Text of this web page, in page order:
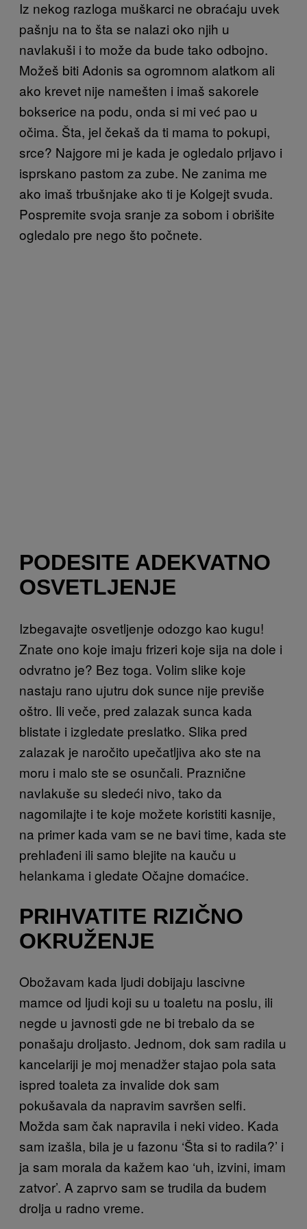
Iz nekog razloga muškarci ne obraćaju uvek
pašnju na to šta se nalazi oko njih u
navlakuši i to može da bude tako odbojno.
Možeš biti Adonis sa ogromnom alatkom ali
ako krevet nije namešten i imaš sakorele
bokserice na podu, onda si mi već pao u
očima. Šta, jel čekaš da ti mama to pokupi,
srce? Najgore mi je kada je ogledalo prljavo i
isprskano pastom za zube. Ne zanima me
ako imaš trbušnjake ako ti je Kolgejt svuda.
Pospremite svoja sranje za sobom i obrišite
ogledalo pre nego što počnete.
PODESITE ADEKVATNO
OSVETLJENJE
Izbegavajte osvetljenje odozgo kao kugu!
Znate ono koje imaju frizeri koje sija na dole i
odvratno je? Bez toga. Volim slike koje
nastaju rano ujutru dok sunce nije previše
oštro. Ili veče, pred zalazak sunca kada
blistate i izgledate preslatko. Slika pred
zalazak je naročito upečatljiva ako ste na
moru i malo ste se osunčali. Praznične
navlakuše su sledeći nivo, tako da
nagomilajte i te koje možete koristiti kasnije,
na primer kada vam se ne bavi time, kada ste
prehlađeni ili samo blejite na kauču u
helankama i gledate Očajne domaćice.
PRIHVATITE RIZIČNO
OKRUŽENJE
Obožavam kada ljudi dobijaju lascivne
mamce od ljudi koji su u toaletu na poslu, ili
negde u javnosti gde ne bi trebalo da se
ponašaju droljasto. Jednom, dok sam radila u
kancelariji je moj menadžer stajao pola sata
ispred toaleta za invalide dok sam
pokušavala da napravim savršen selfi.
Možda sam čak napravila i neki video. Kada
sam izašla, bila je u fazonu ‘Šta si to radila?’ i
ja sam morala da kažem kao ‘uh, izvini, imam
zatvor’. A zaprvo sam se trudila da budem
drolja u radno vreme.